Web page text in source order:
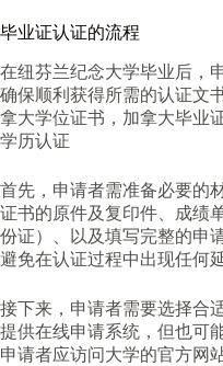
毕业证认证的流程
在纽芬兰纪念大学毕业后，
确保顺利获得所需的认证文
拿大学位证书，加拿大毕业
学历认证
首先，申请者需准备必要的
证书的原件及复印件、成绩
份证）、以及填写完整的申
避免在认证过程中出现任何延
接下来，申请者需要选择合
提供在线申请系统，但也可
申请者应访问大学的官方网